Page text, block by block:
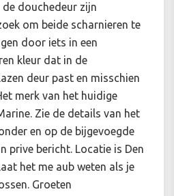
de douchedeur zijn
om beide scharnieren te
door iets in een
kleur dat in de
deur past en misschien
merk van het huidige
Zie de details van het
en op de bijgevoegde
prive bericht. Locatie is Den
het me aub weten als je
Groeten